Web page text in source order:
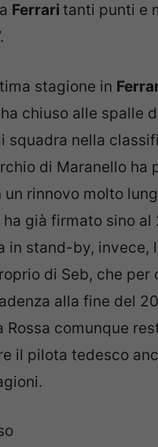
Ferrari tanti punti e
stagione in
chiuso alle spalle
squadra nella
di Maranello ha
rinnovo molto
ha già firmato sino al
in stand-by, invece,
di Seb, che per
alla fine del
Rossa comunque
il pilota tedesco